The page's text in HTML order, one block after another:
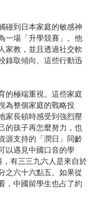
碰到日本家庭的敏感神
一場「升學競賽」。他
家教，並且透過社交軟
錄取傾向。這些行動迅
的極端重視。這些家庭
為整個家庭的戰略投
家長頓時感受到強烈壓
的孩子再怎麼努力，也
源支持的「潤日」同齡
以遇見中國口音的學
有三三九六人是來自於
之六十六點五。如果從
，中國留學生也占了約